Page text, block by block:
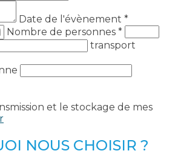
Date de l'évènement *
Nombre de personnes *
transport
et le stockage de mes
NOUS CHOISIR ?